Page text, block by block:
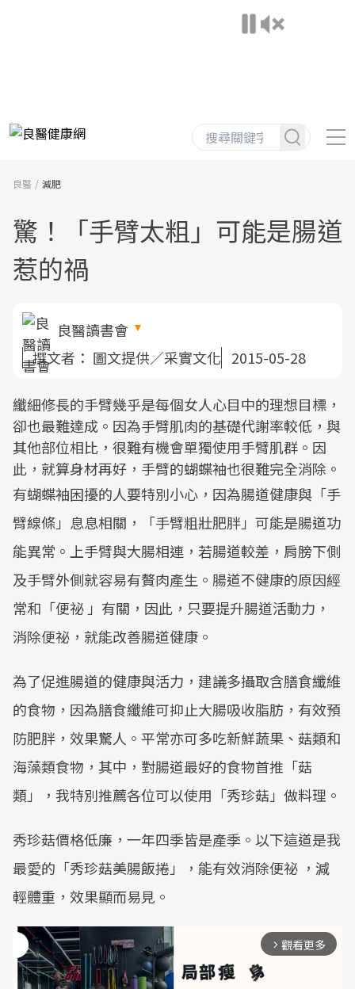
良醫 減肥
驚！「手臂太粗」可能是腸道
惹的禍
良醫讀書會
撰文者： 圖文提供／采實文化 2015-05-28
纖細修長的手臂幾乎是每個女人心目中的理想目標，
卻也最難達成。因為手臂肌肉的基礎代謝率較低，與
其他部位相比，很難有機會單獨使用手臂肌群。因
此，就算身材再好，手臂的蝴蝶袖也很難完全消除。
有蝴蝶袖困擾的人要特別小心，因為腸道健康與「手
臂線條」息息相關，「手臂粗壯肥胖」可能是腸道功
能異常。上手臂與大腸相連，若腸道較差，肩膀下側
及手臂外側就容易有贅肉產生。腸道不健康的原因經
常和「便祕 」有關，因此，只要提升腸道活動力，
消除便祕，就能改善腸道健康。
為了促進腸道的健康與活力，建議多攝取含膳食纖維
的食物，因為膳食纖維可抑止大腸吸收脂肪，有效預
防肥胖，效果驚人。平常亦可多吃新鮮蔬果、菇類和
海藻類食物，其中，對腸道最好的食物首推「菇
類」，我特別推薦各位可以使用「秀珍菇」做料理。
秀珍菇價格低廉，一年四季皆是產季。以下這道是我
最愛的「秀珍菇美腸飯捲」，能有效消除便祕 ，減
輕體重，效果顯而易見。
arrow_forward_ios 觀看更多